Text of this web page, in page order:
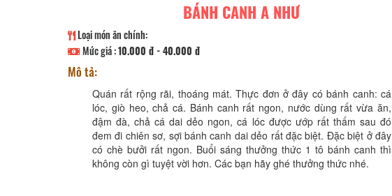
BÁNH CANH A NHƯ
Loại món ăn chính:
Mức giá :10.000 đ - 40.000 đ
Mô tả:
Quán rất rộng rãi, thoáng mát. Thực đơn ở đây có bánh canh: cá
lóc, giò heo, chả cá. Bánh canh rất ngon, nước dùng rất vừa ăn,
đậm đà, chả cá dai dẻo ngon, cá lóc được ướp rất thấm sau đó
đem đi chiên sơ, sợi bánh canh dai dẻo rất đặc biệt. Đặc biệt ở đây
có chè bưởi rất ngon. Buổi sáng thưởng thức 1 tô bánh canh thì
không còn gì tuyệt vời hơn. Các bạn hãy ghé thưởng thức nhé.